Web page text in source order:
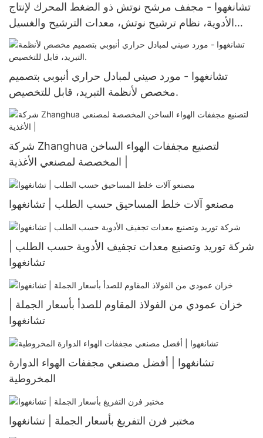
تشانغهوا - مجفف مرشح نوتش ذو الضغط المحرك لإنتاج
الأدوية، نظام ترشيح نوتش، معدات الترشيح والغسيل
والتجفيف
تشانغهوا - مورد صيني لمبادل حراري أنبوبي بتصميم
مخصص لأنظمة التبريد، قابل للتخصيص.
شركة Zhanghua لتصنيع مجففات الهواء الساخن
مصنعو آلات خلط المساحيق حسب الطلب | تشانغهوا
شركة توريد وتصنيع معدات تجفيف الأدوية حسب الطلب |
تشانغهوا
خزان عمودي من الفولاذ المقاوم للصدأ بأسعار الجملة |
تشانغهوا
تشانغهوا | أفضل مصنعي مجففات الهواء الدوارة
المخروطية
مختبر فرن التفريغ بأسعار الجملة | تشانغهوا